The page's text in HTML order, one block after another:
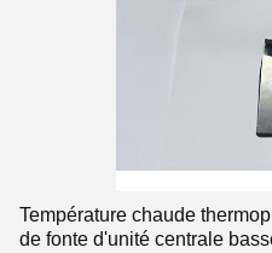
Température chaude
de fonte d'unité centrale